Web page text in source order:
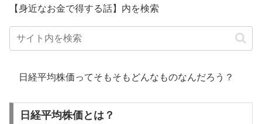
【身近なお金で得する話】内を検索
日経平均株価ってそもそもどんなものなんだろう？
日経平均株価とは？